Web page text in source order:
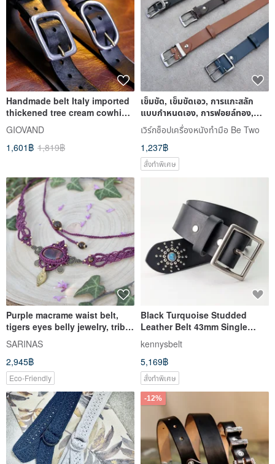
Handmade belt Italy imported
thickened tree cream cowhide
pure steel buckle head
warranty for 20 years
GIOVAND
1,601฿ 1,819฿
เข็มขัด, เข็มขัดเอว, การแกะสลัก
แบบกำหนดเอง, การฟอยล์ทอง,
34mm
เวิร์กช็อปเครื่องหนังทำมือ Be Two
1,237฿
สั่งทำพิเศษ
Purple macrame waist belt,
tigers eyes belly jewelry, tribal
body jewelry
SARINAS
2,945฿
Eco-Friendly
Black Turquoise Studded
Leather Belt 43mm Single
Flash Handmade Japan
kennysbelt
5,169฿
สั่งทำพิเศษ
-12%